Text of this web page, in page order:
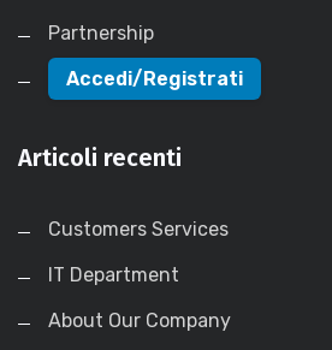
Partnership
Accedi/Registrati
Articoli recenti
Customers Services
IT Department
About Our Company